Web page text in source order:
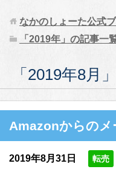
なかのしょーた公式
「2019年」の記事一
「2019年8月
Amazonからのメ
2019年8月31日 転売